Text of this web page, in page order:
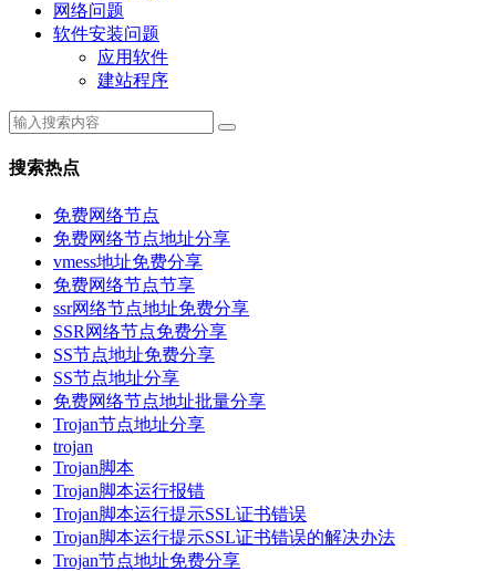
网络问题
软件安装问题
应用软件
建站程序
搜索热点
免费网络节点
免费网络节点地址分享
vmess地址免费分享
免费网络节点节享
ssr网络节点地址免费分享
SSR网络节点免费分享
SS节点地址免费分享
SS节点地址分享
免费网络节点地址批量分享
Trojan节点地址分享
trojan
Trojan脚本
Trojan脚本运行报错
Trojan脚本运行提示SSL证书错误
Trojan脚本运行提示SSL证书错误的解决办法
Trojan节点地址免费分享